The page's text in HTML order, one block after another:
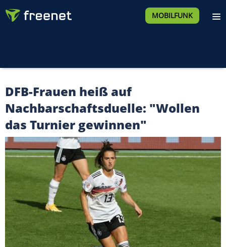
MOBILFUNK
DFB-Frauen heiß auf
Nachbarschaftsduelle: "Wollen
das Turnier gewinnen"